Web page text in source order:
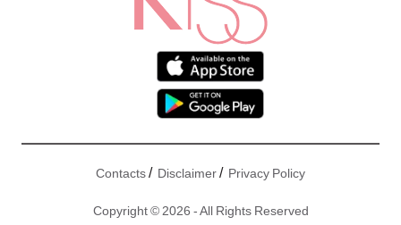
Contacts/ Disclaimer/ Privacy Policy
Copyright © 2026 - All Rights Reserved